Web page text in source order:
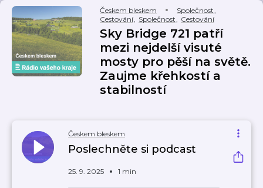
Českem bleskem Společnost,
Cestování, Společnost, Cestování
Sky Bridge 721 patří
mezi nejdelší visuté
mosty pro pěší na světě.
Zaujme křehkostí a
stabilností
Českem bleskem
Poslechněte si podcast
25. 9. 2025 1 min